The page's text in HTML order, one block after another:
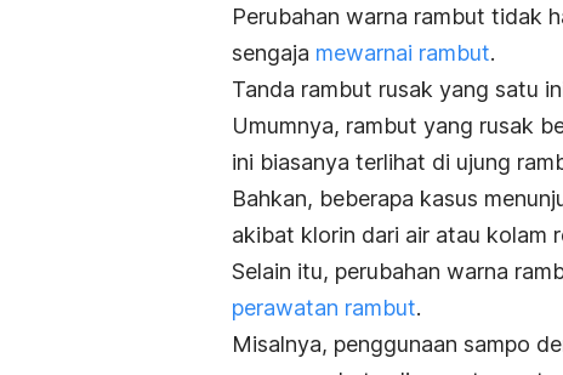
Perubahan warna rambut tidak
sengaja mewarnai rambut.
Tanda rambut rusak yang satu
Umumnya, rambut yang rusak
ini biasanya terlihat di ujung
Bahkan, beberapa kasus
akibat klorin dari air atau kolam
Selain itu, perubahan warna
perawatan rambut.
Misalnya, penggunaan sampo